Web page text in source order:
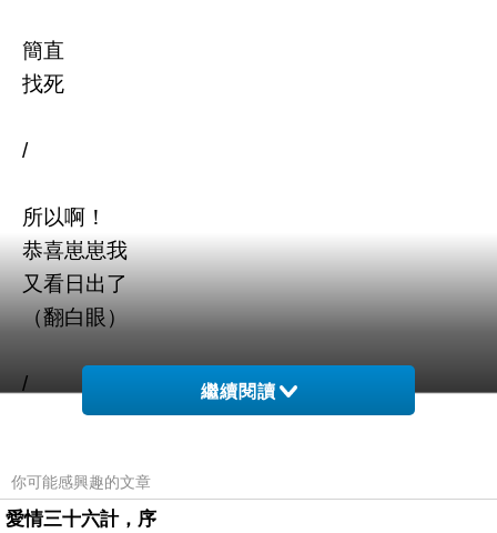
簡直
找死
/
所以啊！
恭喜崽崽我
又看日出了
（翻白眼）
/
今天洗了店裡的冷氣
繼續閱讀
你可能感興趣的文章
愛情三十六計，序